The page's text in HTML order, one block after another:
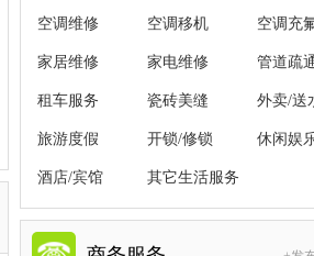
空调维修 空调移机 空调充
家居维修 家电维修 管道疏
租车服务 瓷砖美缝 外卖/送
旅游度假 开锁/修锁 休闲娱
酒店/宾馆 其它生活服务